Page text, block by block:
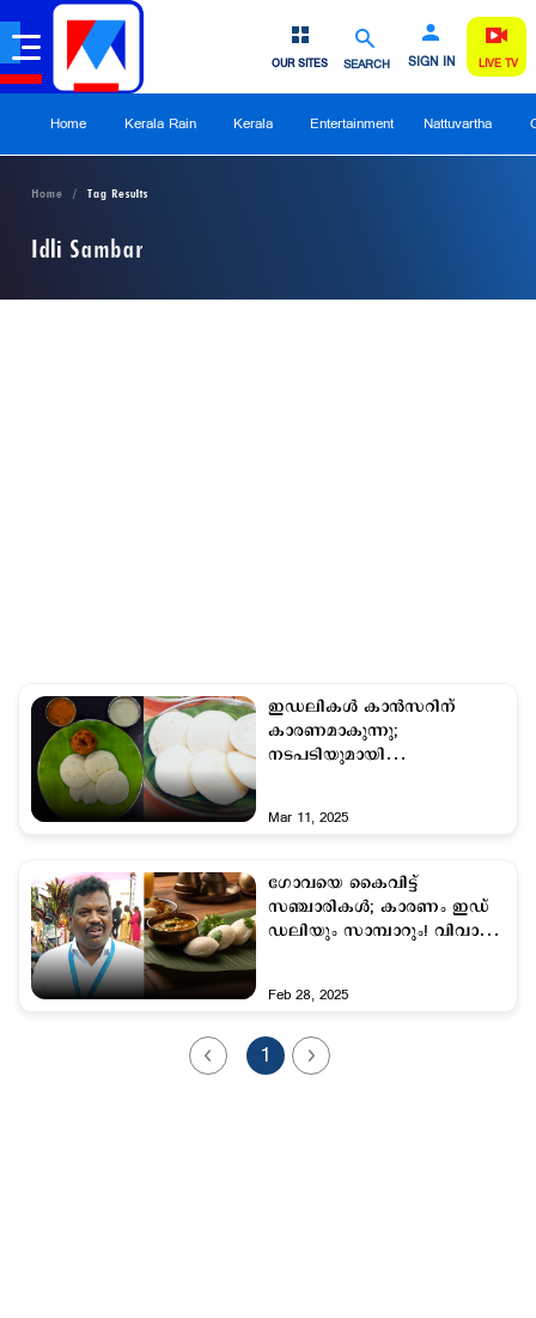
SEARCH SIGN IN
OUR SITES LIVE TV
Home Kerala Rain Kerala Entertainment Nattuvartha
Home Tag Results
Idli Sambar
ഇഡലികള്‍ കാന്‍സറിന്
കാരണമാകുന്നു;
നടപടിയുമായി
Mar 11, 2025
ഗോവയെ കൈവിട്ട്
സഞ്ചാരികള്‍; കാരണം ഇഡ്​
ഡലിയും സാമ്പാറും! വിവാദ
Feb 28, 2025
1